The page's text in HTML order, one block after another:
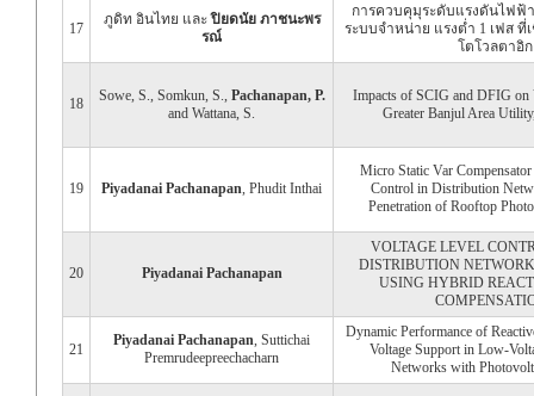
17
ภูดิท อินไทย และปิยดนัย ภาชนะพร
รณ์
การควบคุมุระดับแรงดันไฟฟ้
ระบบจำหน่าย แรงต่ำ 1 เฟส
โตโวลตาอิก
18 Sowe, S., Somkun, S., Pachanapan, P.
and Wattana, S.
Impacts of SCIG and DFIG on
Greater Banjul Area
19 Piyadanai Pachanapan , Phudit Inthai
Micro Static Var
Control in Distribution
Penetration of Rooftop
20 Piyadanai Pachanapan
VOLTAGE LEVEL
DISTRIBUTION
USING HYBRID
21
Piyadanai Pachanapan , Suttichai
Premrudeepreechacharn
Dynamic Performance of
Voltage Support in Low-
Networks with